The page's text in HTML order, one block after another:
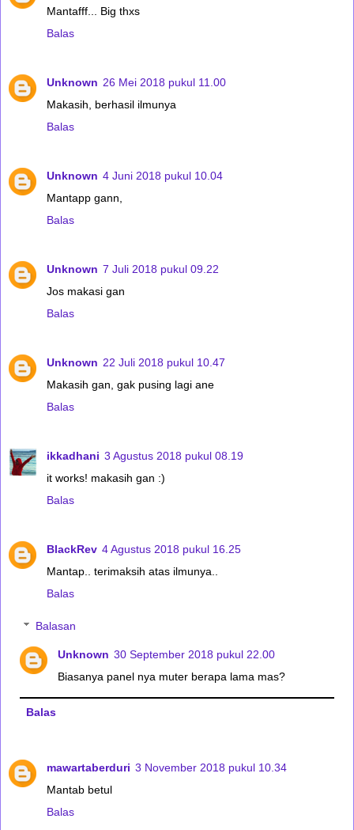
Mantafff... Big thxs
Balas
Unknown 26 Mei 2018 pukul 11.00
Makasih, berhasil ilmunya
Balas
Unknown 4 Juni 2018 pukul 10.04
Mantapp gann,
Balas
Unknown 7 Juli 2018 pukul 09.22
Jos makasi gan
Balas
Unknown 22 Juli 2018 pukul 10.47
Makasih gan, gak pusing lagi ane
Balas
ikkadhani 3 Agustus 2018 pukul 08.19
it works! makasih gan :)
Balas
BlackRev 4 Agustus 2018 pukul 16.25
Mantap.. terimaksih atas ilmunya..
Balas
Balasan
Unknown 30 September 2018 pukul 22.00
Biasanya panel nya muter berapa lama mas?
Balas
mawartaberduri 3 November 2018 pukul 10.34
Mantab betul
Balas